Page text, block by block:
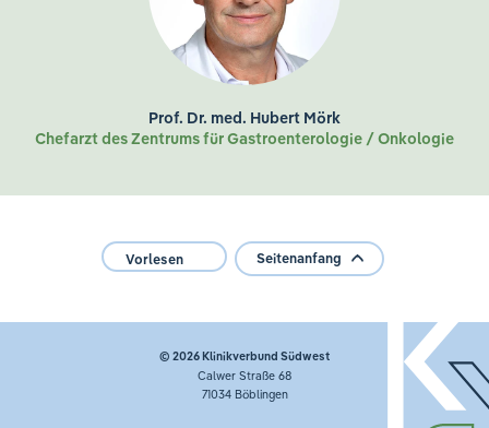
Prof. Dr. med. Hubert Mörk
Chefarzt des Zentrums für Gastroenterologie / Onkologie
Vorlesen Seitenanfang
© 2026Klinikverbund Südwest
Calwer Straße 68
71034 Böblingen